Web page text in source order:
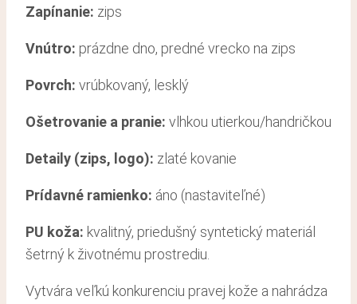
Zapínanie: zips
Vnútro: prázdne dno, predné vrecko na zips
Povrch: vrúbkovaný, lesklý
Ošetrovanie a pranie: vlhkou utierkou/handričkou
Detaily (zips, logo): zlaté kovanie
Prídavné ramienko: áno (nastaviteľné)
PU koža: kvalitný, priedušný syntetický materiál
šetrný k životnému prostrediu.
Vytvára veľkú konkurenciu pravej kože a nahrádza